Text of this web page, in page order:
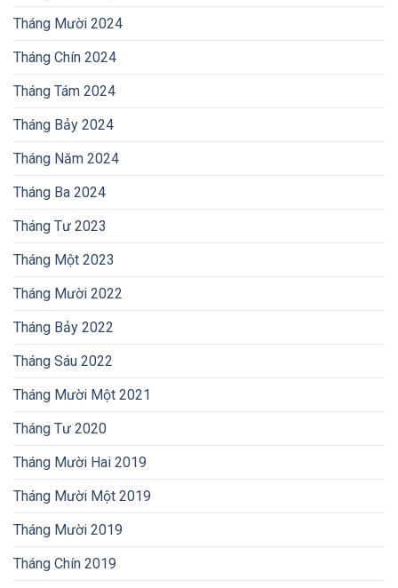
Tháng Mười 2024
Tháng Chín 2024
Tháng Tám 2024
Tháng Bảy 2024
Tháng Năm 2024
Tháng Ba 2024
Tháng Tư 2023
Tháng Một 2023
Tháng Mười 2022
Tháng Bảy 2022
Tháng Sáu 2022
Tháng Mười Một 2021
Tháng Tư 2020
Tháng Mười Hai 2019
Tháng Mười Một 2019
Tháng Mười 2019
Tháng Chín 2019